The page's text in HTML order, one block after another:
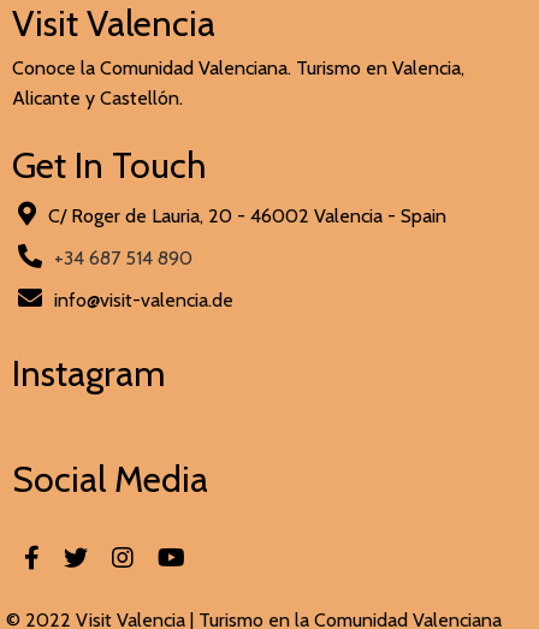
Visit Valencia
Conoce la Comunidad Valenciana. Turismo en Valencia,
Alicante y Castellón.
Get In Touch
C/ Roger de Lauria, 20 - 46002 Valencia - Spain
+34 687 514 890
info@visit-valencia.de
Instagram
Social Media
© 2022 Visit Valencia | Turismo en la Comunidad Valenciana